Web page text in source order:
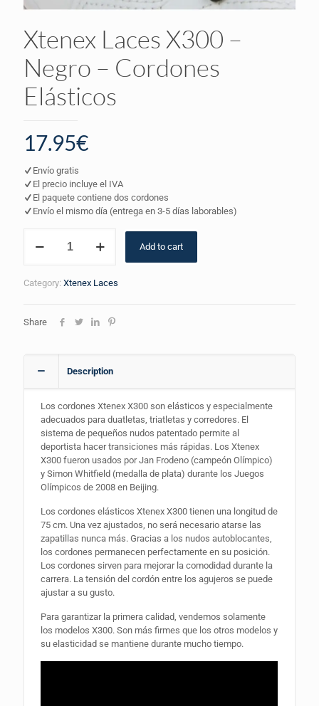
Xtenex Laces X300 –
Negro – Cordones
Elásticos
17.95€
Envío gratis
El precio incluye el IVA
El paquete contiene dos cordones
Envío el mismo día (entrega en 3-5 días laborables)
Laces
Negro
Cordones
Add to cart
Category: Xtenex Laces
Share
Description
Los cordones Xtenex X300 son elásticos y especialmente
adecuados para duatletas, triatletas y corredores. El
sistema de pequeños nudos patentado permite al
deportista hacer transiciones más rápidas. Los Xtenex
X300 fueron usados por Jan Frodeno (campeón Olímpico)
y Simon Whitfield (medalla de plata) durante los Juegos
Olímpicos de 2008 en Beijing.
Los cordones elásticos Xtenex X300 tienen una longitud de
75 cm. Una vez ajustados, no será necesario atarse las
zapatillas nunca más. Gracias a los nudos autoblocantes,
los cordones permanecen perfectamente en su posición.
Los cordones sirven para mejorar la comodidad durante la
carrera. La tensión del cordón entre los agujeros se puede
ajustar a su gusto.
Para garantizar la primera calidad, vendemos solamente
los modelos X300. Son más firmes que los otros modelos y
su elasticidad se mantiene durante mucho tiempo.